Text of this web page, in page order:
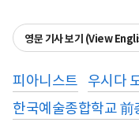
영문 기사 보기 (View
피아니스트 우시다
한국예술종합학교 前